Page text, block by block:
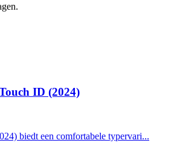
ID (2024)
biedt een comfortabele typervari...